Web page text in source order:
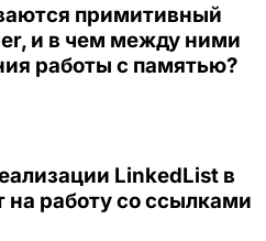
примитивный
и в чем между ними
работы с памятью?
LinkedList в
на работу со ссылками